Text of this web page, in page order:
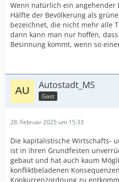
Wenn natürlich ein angehender
Hälfte der Bevölkerung als
bezeichnet, die nicht mehr alle
dann kann man nur hoffen,
Besinnung kommt, wenn so
Autostadt_MS
Gast
28. Februar 2025 um 15:33
Die kapitalistische Wirtschafts-
ist in ihren Grundfesten
gebaut und hat auch kaum
konfliktbeladenen
Konkurrenzordnung zu